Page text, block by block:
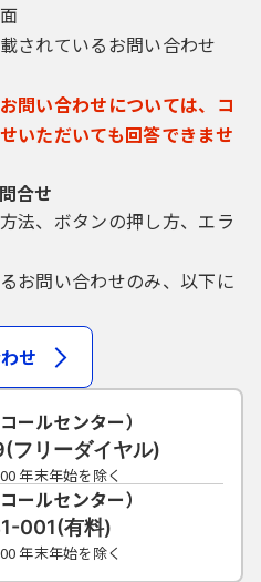
されているお問い合わせ
問い合わせについては、コ
いただいても回答できませ
合せ
法、ボタンの押し方、エラ
お問い合わせのみ、以下に
せ
ールセンター）
リーダイヤル)
年末年始を除く
ールセンター）
001(有料)
年末年始を除く